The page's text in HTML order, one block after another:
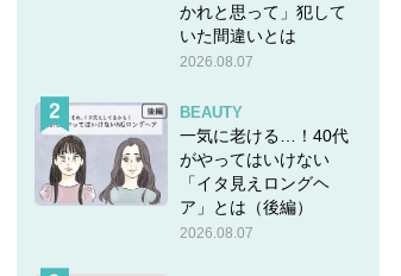
かれと思って」犯して
いた間違いとは
2026.08.07
BEAUTY
一気に老ける…！40代
がやってはいけない
「イタ見えロングヘ
ア」とは（後編）
2026.08.07